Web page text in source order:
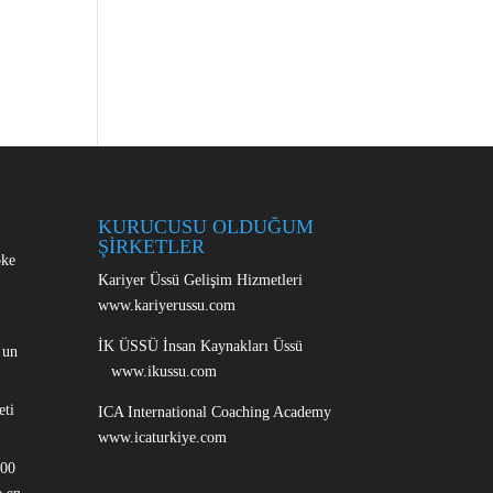
KURUCUSU OLDUĞUM
ŞİRKETLER
Kariyer Üssü Gelişim Hizmetleri
www.kariyerussu.com
İK ÜSSÜ İnsan Kaynakları Üssü
www.ikussu.com
ICA International Coaching Academy
www.icaturkiye.com